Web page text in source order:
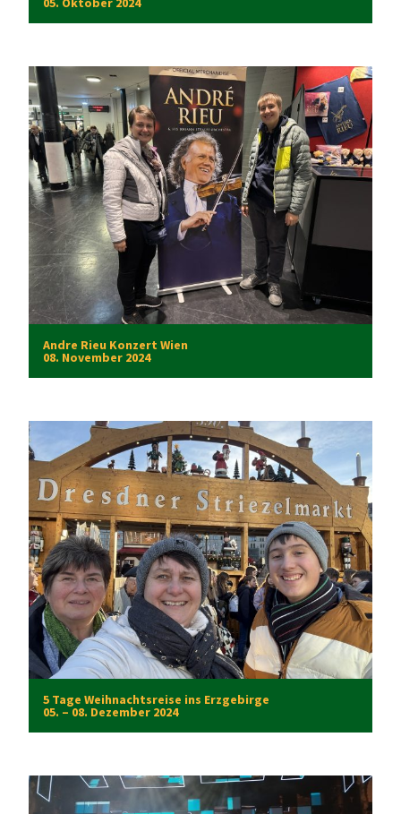
Andre Rieu Konzert Wien
08. November 2024
5 Tage Weihnachtsreise ins Erzgebirge
05. – 08. Dezember 2024